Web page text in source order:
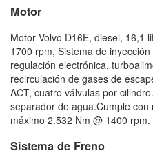
Motor
Motor Volvo D16E, diesel, 16,1
1700 rpm, Sistema de
regulación electrónica,
recirculación de gases de
ACT, cuatro válvulas por
separador de agua.Cumple
máximo 2.532 Nm @ 1400 rpm.
Sistema de Freno